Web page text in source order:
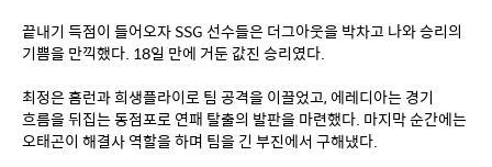
끝내기 득점이 들어오자 SSG 선수들은 더그아웃을 박차고 나와 승리의
기쁨을 만끽했다. 18일 만에 거둔 값진 승리였다.
최정은 홈런과 희생플라이로 팀 공격을 이끌었고, 에레디아는 경기
흐름을 뒤집는 동점포로 연패 탈출의 발판을 마련했다. 마지막 순간에는
오태곤이 해결사 역할을 하며 팀을 긴 부진에서 구해냈다.